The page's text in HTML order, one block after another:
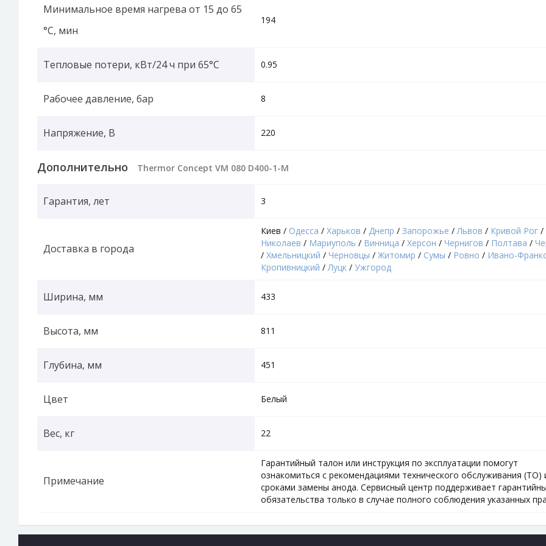
Минимальное время нагрева от 15 до 65
°С, мин
194
Тепловые потери, кВт/24 ч при 65°C 0.95
Рабочее давление, бар 8
Напряжение, В 220
Дополнительно Thermor Concept VM 080 D400-1-M
Гарантия, лет 3
Доставка в города
Киев / Одесса / Харьков / Днепр / Запорожье /Львов / Кривой Рог /
Николаев / Мариуполь / Винница / Херсон / Чернигов / Полтава /
/ Хмельницкий / Черновцы / Житомир / Сумы / Ровно / Ивано-
Кропивницкий /Луцк / Ужгород
Ширина, мм 433
Высота, мм 811
Глубина, мм 451
Цвет Белый
Вес, кг 22
Примечание
Гарантийный талон или инструкция по эксплуатации помогут
ознакомиться с рекомендациями технического обслуживания (ТО)
сроками замены анода. Сервисный центр поддерживает
обязательства только в случае полного соблюдения указанных